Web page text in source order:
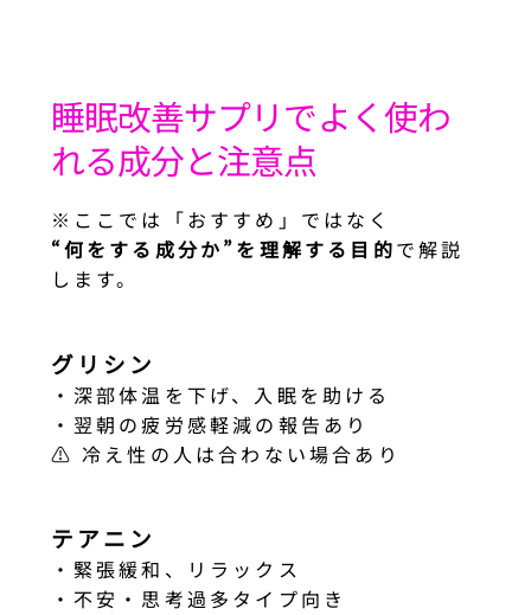
睡眠改善サプリでよく使わ
れる成分と注意点
※ここでは「おすすめ」ではなく
“何をする成分か”を理解する目的で解説
します。
グリシン
・深部体温を下げ、入眠を助ける
・翌朝の疲労感軽減の報告あり
⚠ 冷え性の人は合わない場合あり
テアニン
・緊張緩和、リラックス
・不安・思考過多タイプ向き